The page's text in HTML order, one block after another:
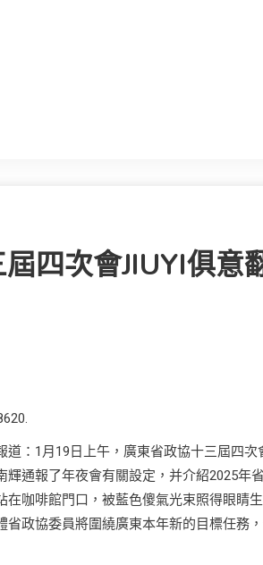
四次會JIUYI俱
道：1月19日上午，廣東省政協十三屆四
輝通報了年夜會有關設定，并介紹2025年
咖啡館門口，被藍色傻氣光束照得眼睛
政協委員將圍繞廣東本年新的目標任務